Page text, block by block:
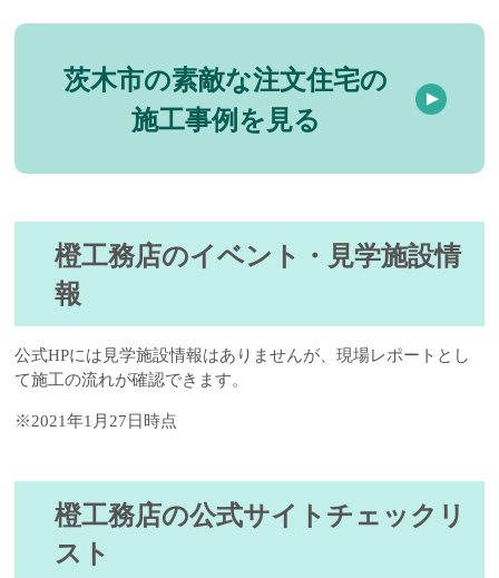
茨木市の素敵な注文住宅の
施工事例を見る
橙工務店のイベント・見学施設情
報
公式HPには見学施設情報はありませんが、現場レポートとし
て施工の流れが確認できます。
※2021年1月27日時点
橙工務店の公式サイトチェックリ
スト